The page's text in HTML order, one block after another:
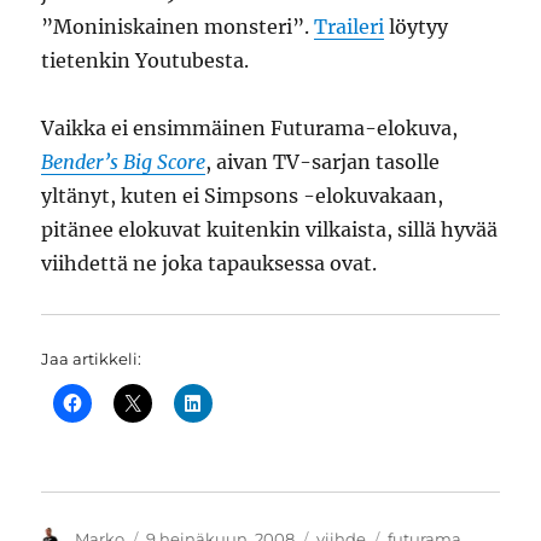
”Moniniskainen monsteri”.Traileri löytyy
tietenkin Youtubesta.
Vaikka ei ensimmäinen Futurama-elokuva,
Bender’s Big Score, aivan TV-sarjan tasolle
yltänyt, kuten ei Simpsons -elokuvakaan,
pitänee elokuvat kuitenkin vilkaista, sillä hyvää
viihdettä ne joka tapauksessa ovat.
Jaa artikkeli: